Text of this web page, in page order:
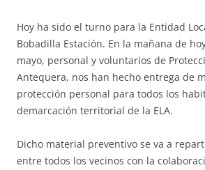
Hoy ha sido el turno para la Entidad
Bobadilla Estación. En la mañana de
mayo, personal y voluntarios de
Antequera, nos han hecho entrega de
protección personal para todos los
demarcación territorial de la ELA.
Dicho material preventivo se va a
entre todos los vecinos con la